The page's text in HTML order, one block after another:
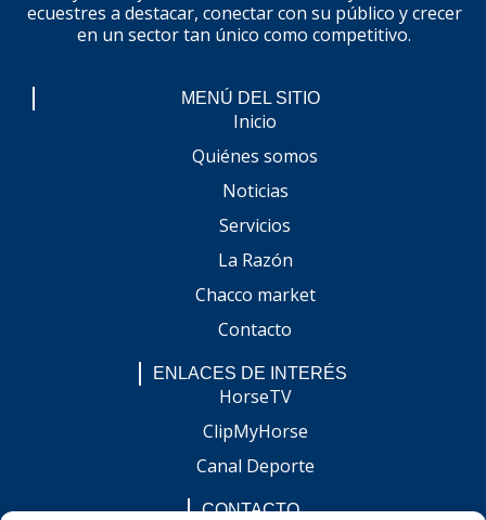
ecuestres a destacar, conectar con su público y crecer
en un sector tan único como competitivo.
MENÚ DEL SITIO
Inicio
Quiénes somos
Noticias
Servicios
La Razón
Chacco market
Contacto
ENLACES DE INTERÉS
HorseTV
ClipMyHorse
Canal Deporte
CONTACTO